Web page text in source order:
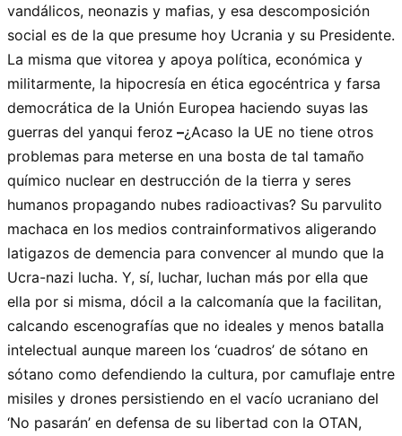
vandálicos, neonazis y mafias, y esa descomposición
social es de la que presume hoy Ucrania y su Presidente.
La misma que vitorea y apoya política, económica y
militarmente, la hipocresía en ética egocéntrica y farsa
democrática de la Unión Europea haciendo suyas las
guerras del yanqui feroz –¿Acaso la UE no tiene otros
problemas para meterse en una bosta de tal tamaño
químico nuclear en destrucción de la tierra y seres
humanos propagando nubes radioactivas? Su parvulito
machaca en los medios contrainformativos aligerando
latigazos de demencia para convencer al mundo que la
Ucra-nazi lucha. Y, sí, luchar, luchan más por ella que
ella por si misma, dócil a la calcomanía que la facilitan,
calcando escenografías que no ideales y menos batalla
intelectual aunque mareen los ‘cuadros’ de sótano en
sótano como defendiendo la cultura, por camuflaje entre
misiles y drones persistiendo en el vacío ucraniano del
‘No pasarán’ en defensa de su libertad con la OTAN,